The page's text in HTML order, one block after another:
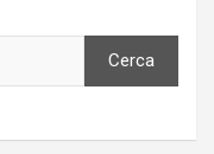
Cerca